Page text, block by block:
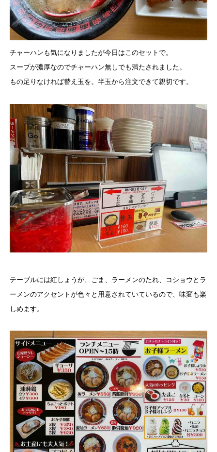
チャーハンも気になりましたが今日はこのセットで。
スープが濃厚なのでチャーハン無しでも満たされました。
もの足りなければ替え玉を。半玉から注文できて親切です。
テーブルには紅しょうが、ごま、ラーメンのたれ、コショウとラ
ーメンのアクセントが色々と用意されていているので、味変も楽
しめます。